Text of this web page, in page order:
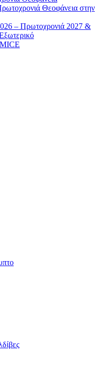
Θεοφάνεια στην
– Πρωτοχρονιά 2027 &